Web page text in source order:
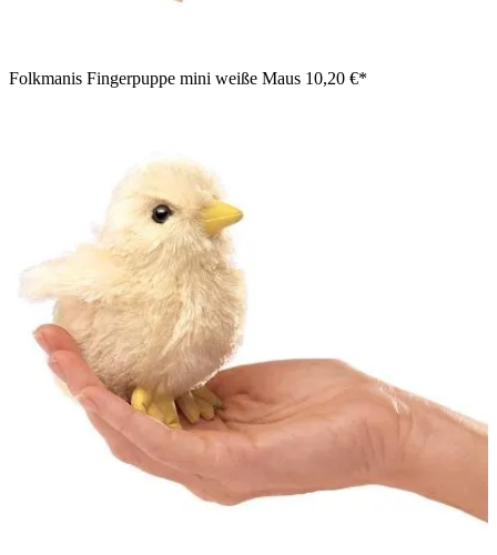
Folkmanis Fingerpuppe mini weiße Maus 10,20 €*